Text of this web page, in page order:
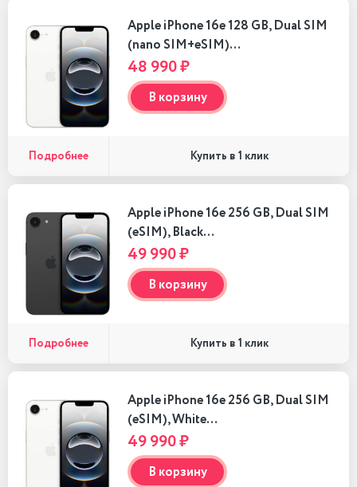
Apple iPhone 16e 128 GB, Dual SIM
(nano SIM+eSIM)…
48 990 ₽
В корзину
Подробнее Купить в 1 клик
Apple iPhone 16e 256 GB, Dual SIM
(eSIM), Black…
49 990 ₽
В корзину
Подробнее Купить в 1 клик
Apple iPhone 16e 256 GB, Dual SIM
(eSIM), White…
49 990 ₽
В корзину